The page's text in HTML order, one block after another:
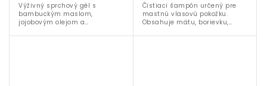
Výživný sprchový gél s
bambuckým maslom,
jojobovým olejom a
suchú pokožku, zanecháva ju
Čistiaci šampón určený pre
mastnú vlasovú pokožku.
Obsahuje mätu, borievku,
osviežujú a pomáhajú obnoviť